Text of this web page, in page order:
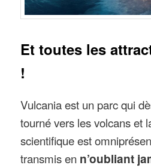
Et toutes les
!
Vulcania est un parc qui
tourné vers les volcans et
scientifique est
transmis en n’oubliant